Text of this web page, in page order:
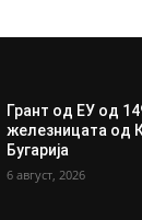
Грант од ЕУ од
железницата од
Бугарија
6 август, 2026